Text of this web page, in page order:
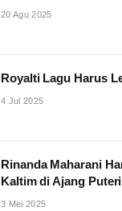
20 Agu 2025
Royalti Lagu Harus
4 Jul 2025
Rinanda Maharani
Kaltim di Ajang
3 Mei 2025